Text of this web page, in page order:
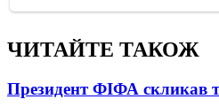
ЧИТАЙТЕ ТАКОЖ
Президент ФІФА скликав